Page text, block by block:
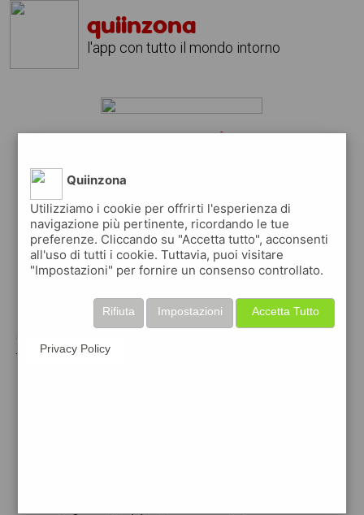
quiinzona
l'app con tutto il mondo intorno
lavoro roma in hotel?
↴
scarica gratis app
pubblica gratis i tuoi annunci
tuoi annunci per :
Quiinzona
Utilizziamo i cookie per offrirti l'esperienza di
navigazione più pertinente, ricordando le tue
preferenze. Cliccando su "Accetta tutto", acconsenti
all'uso di tutti i cookie. Tuttavia, puoi visitare
"Impostazioni" per fornire un consenso controllato.
Accetta Tutto
Impostazioni
Rifiuta
Privacy Policy